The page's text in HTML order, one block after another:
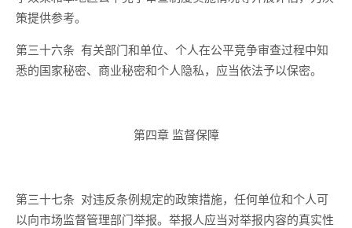
策提供参考。
第三十六条 有关部门和单位、个人在公平竞争审查过程中知
悉的国家秘密、商业秘密和个人隐私，应当依法予以保密。
第四章 监督保障
第三十七条 对违反条例规定的政策措施，任何单位和个人可
以向市场监督管理部门举报。举报人应当对举报内容的真实性